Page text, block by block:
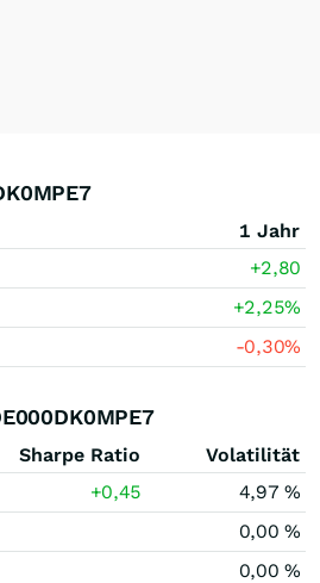
1 Jahr
+2,80
+2,25%
-0,30%
Sharpe Ratio
Volatilität
+0,45
4,97 %
0,00 %
0,00 %